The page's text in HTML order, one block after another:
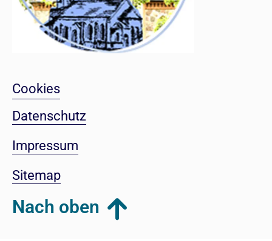
Cookies
Datenschutz
Impressum
Sitemap
Nach oben